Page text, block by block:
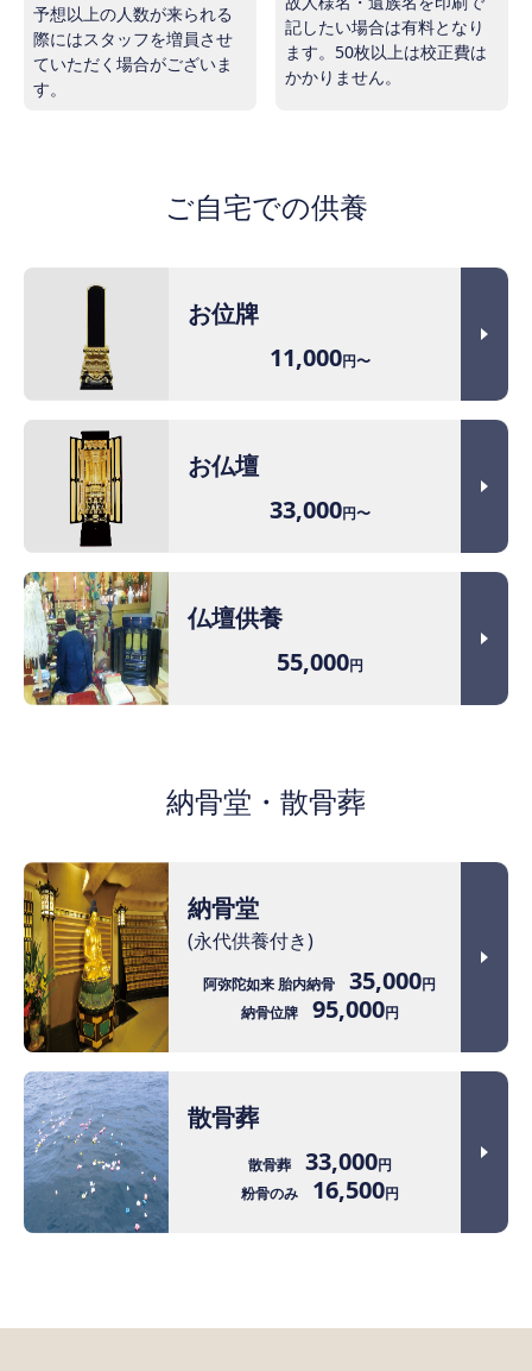
予想以上の人数が来られる
際にはスタッフを増員させ
ていただく場合がございま
す。
記したい場合は有料となり
ます。50枚以上は校正費は
かかりません。
ご自宅での供養
お位牌
11,000円〜
お仏壇
33,000円〜
仏壇供養
55,000円
納骨堂・散骨葬
納骨堂
(永代供養付き)
阿弥陀如来 胎内納骨35,000円
納骨位牌 95,000円
散骨葬
散骨葬 33,000円
粉骨のみ 16,500円